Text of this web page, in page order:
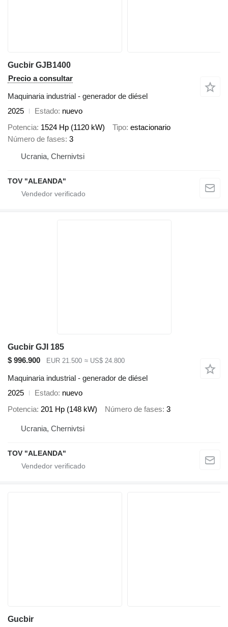
Gucbir GJB1400
Precio a consultar
Maquinaria industrial - generador de diésel
2025
Estado nuevo
Potencia 1524 Hp (1120 kW) Tipo estacionario
Número de fases 3
Ucrania, Chernivtsi
TOV "ALEANDA"
Gucbir GJI 185
$ 996.900
EUR 21.500 ≈ US$ 24.800
Maquinaria industrial - generador de diésel
2025
Estado nuevo
Potencia 201 Hp (148 kW) Número de fases 3
Ucrania, Chernivtsi
TOV "ALEANDA"
Gucbir